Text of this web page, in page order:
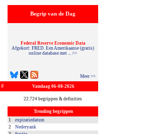
#
Begrip van de Dag
Meer >>
Federal Reserve Economic Data
Afgekort: FRED. Een Amerikaanse (gratis)
online database met ... >>
Vandaag 06-08-2026
22.724 begrippen & definities
Trending begrippen
1
expiratiedatum
2
Nederyank